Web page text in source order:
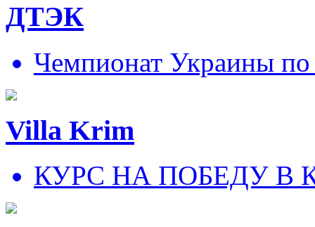
ДТЭК
Чемпионат Украины
Villa Krim
КУРС НА ПОБЕДУ В